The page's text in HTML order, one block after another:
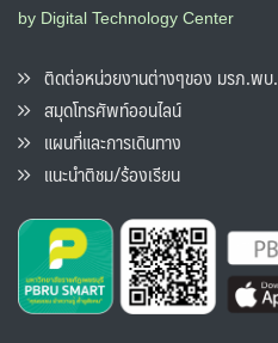
by Digital Technology Center
ติดต่อหน่วยงานต่างๆของ มรภ.พบ.
สมุดโทรศัพท์ออนไลน์
แผนที่และการเดินทาง
แนะนำติชม/ร้องเรียน